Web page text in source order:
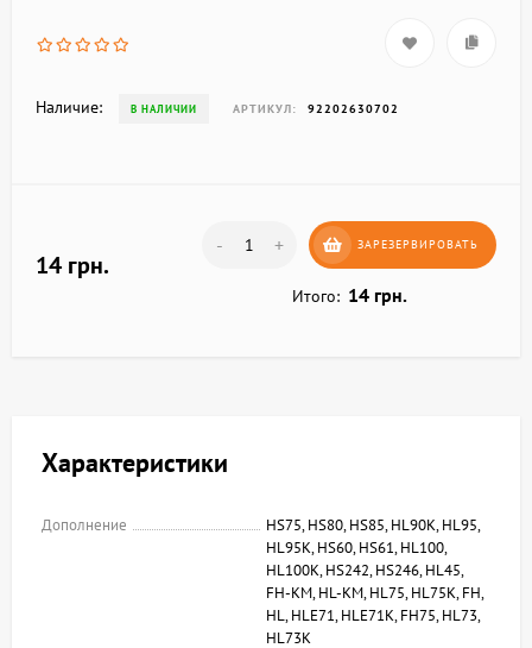
Наличие: В НАЛИЧИИ АРТИКУЛ: 92202630702
14 грн.
- + ЗАРЕЗЕРВИРОВАТЬ
Итого: 14 грн.
Характеристики
Дополнение
HS75, HS80, HS85, HL90K, HL95,
HL95K, HS60, HS61, HL100,
HL100K, HS242, HS246, HL45,
FH-KM, HL-KM, HL75, HL75K, FH,
HL, HLE71, HLE71K, FH75, HL73,
HL73K